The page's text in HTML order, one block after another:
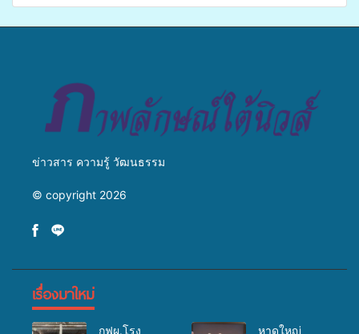
ข่าวสาร ความรู้ วัฒนธรรม
© copyright 2026
เรื่องมาใหม่
กฟผ.โรง หาดใหญ่